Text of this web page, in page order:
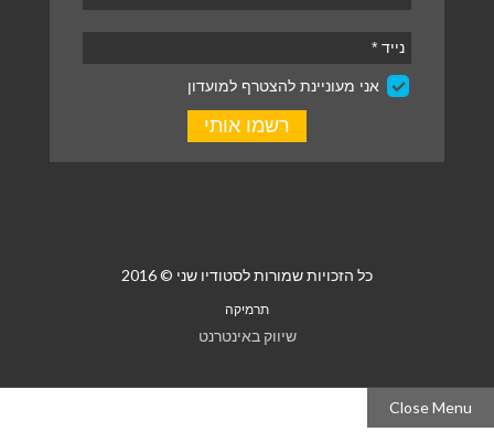
כל הזכויות שמורות לסטודיו שני © 2016
תרמיקה
שיווק באינטרנט
Close Menu